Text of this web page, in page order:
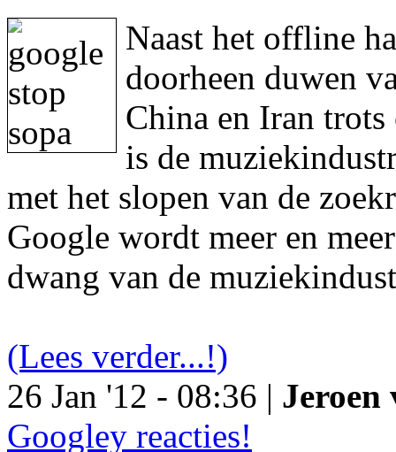
Naast het offline
doorheen duwen
China en Iran
is de
met het slopen van de
Google wordt meer en
dwang van de
(Lees verder...!)
26 Jan '12 - 08:36 | Jeroen
Googley reacties!